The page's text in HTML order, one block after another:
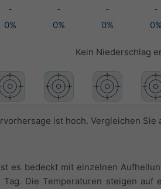
- - - -
0% 0% 0% 0%
Kein Niederschlag
ist hoch. Vergleichen Sie
es bedeckt mit einzelnen
Die Temperaturen steigen auf